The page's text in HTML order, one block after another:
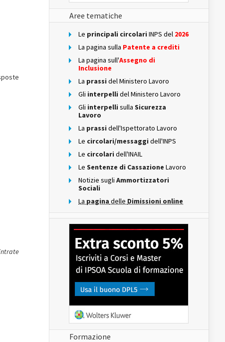
Aree tematiche
Le principali circolari INPS del 2026
La pagina sulla Patente a crediti
La pagina sull'Assegno di
Inclusione
La prassi del Ministero Lavoro
Gli interpelli del Ministero Lavoro
Gli interpelli sulla Sicurezza
Lavoro
La prassi dell'Ispettorato Lavoro
Le circolari/messaggi dell'INPS
Le circolari dell'INAIL
Le Sentenze di Cassazione Lavoro
Notizie sugli Ammortizzatori
Sociali
La pagina delle Dimissioni online
Formazione